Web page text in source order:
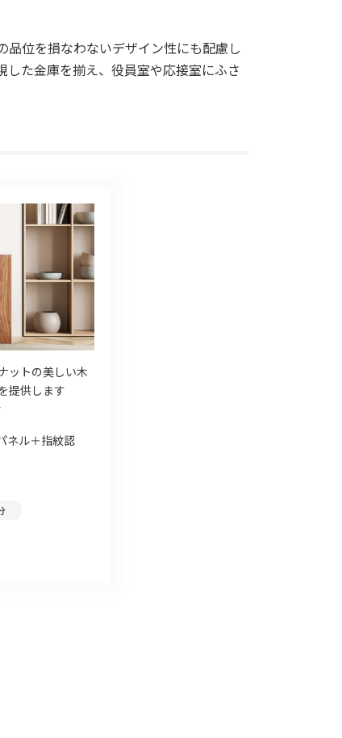
位を損なわないデザイン性にも配慮し
た金庫を揃え、役員室や応接室にふさ
ットの美しい木
提供します
ネル＋指紋認